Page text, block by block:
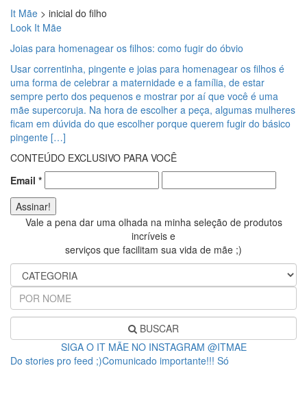
It Mãe > inicial do filho
Look It Mãe
Joias para homenagear os filhos: como fugir do óbvio
Usar correntinha, pingente e joias para homenagear os filhos é
uma forma de celebrar a maternidade e a família, de estar
sempre perto dos pequenos e mostrar por aí que você é uma
mãe supercoruja. Na hora de escolher a peça, algumas mulheres
ficam em dúvida do que escolher porque querem fugir do básico
pingente […]
CONTEÚDO EXCLUSIVO PARA VOCÊ
Email *
Vale a pena dar uma olhada na minha seleção de produtos
incríveis e
serviços que facilitam sua vida de mãe ;)
BUSCAR
SIGA O IT MÃE NO INSTAGRAM @ITMAE
Do stories pro feed ;)Comunicado importante!!! Só